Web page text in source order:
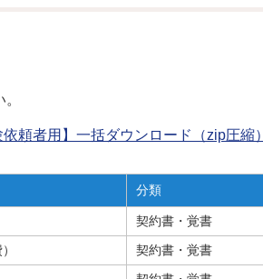
ご案内
整備加算、電子的歯科診
後発医薬品のある先発医
薬品（長期収載品）の選
定療養について
案内
依頼者用】一括ダウンロード（zip圧縮）
分類
契約書・覚書
契約書・覚書